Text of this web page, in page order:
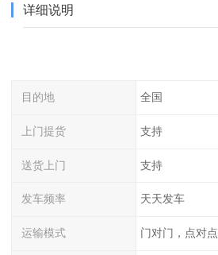
详细说明
目的地 全国
上门提货 支持
送货上门 支持
发车频率 天天发车
运输模式 门对门，点对点